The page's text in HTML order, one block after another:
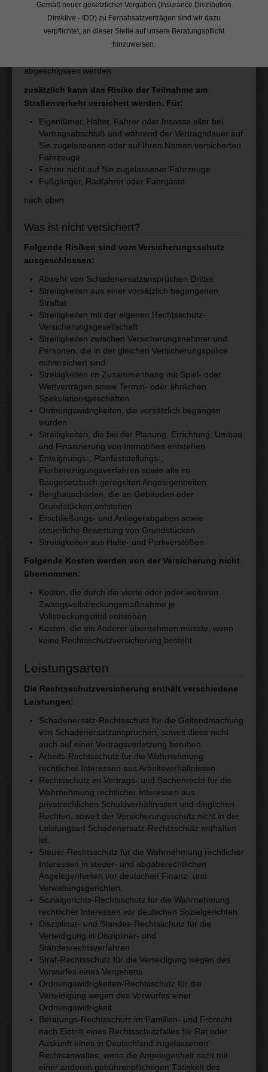
Was ist versichert?
Alle rechtlichen Belangen können grundsätzlich versichert
werden. Je nach Bedarf können für verschiedene
abgeschlossen werden.
zusätzlich kann das Risiko der Teilnahme am
Straßenverkehr versichert werden. Für:
Eigentümer, Halter, Fahrer oder Insasse aller bei
Vertragsabschluß und während der Vertragsdauer auf
Sie zugelassenen oder auf Ihren Namen versicherten
Fahrzeuge
Fahrer nicht auf Sie zugelassener Fahrzeuge
Fußgänger, Radfahrer oder Fahrgäste
nach oben
Was ist nicht versichert?
Folgende Risiken sind vom Versicherungsschutz
ausgeschlossen:
Abwehr von Schadenersatzansprüchen Dritter
Streitigkeiten aus einer vorsätzlich begangenen
Straftat
Streitigkeiten mit der eigenen Rechtsschutz-
Versicherungsgesellschaft
Streitigkeiten zwischen Versicherungsnehmer und
Personen, die in der gleichen Versicherungspolice
mitversichert sind
Streitigkeiten im Zusammenhang mit Spiel- oder
Wettverträgen sowie Termin- oder ähnlichen
Spekulationsgeschäften
Ordnungswidrigkeiten, die vorsätzlich begangen
wurden
Streitigkeiten, die bei der Planung, Errichtung, Umbau
und Finanzierung von Immobilien entstehen
Enteignungs-, Planfeststellungs-,
Flurbereinigungsverfahren sowie alle im
Baugesetzbuch geregelten Angelegenheiten
Bergbauschäden, die an Gebäuden oder
Grundstücken entstehen
Erschließungs- und Anliegerabgaben sowie
steuerliche Bewertung von Grundstücken
Streitigkeiten aus Halte- und Parkverstößen
Folgende Kosten werden von der Versicherung nicht
übernommen:
Kosten, die durch die vierte oder jeder weiteren
Zwangsvollstreckungsmaßnahme je
Vollstreckungstitel entstehen
Kosten, die ein Anderer übernehmen müsste, wenn
keine Rechtsschutzversicherung besteht
Leistungsarten
Die Rechtsschutzversicherung enthält verschiedene
Leistungen:
Schadenersatz-Rechtsschutz für die Geltendmachung
von Schadenersatzansprüchen, soweit diese nicht
auch auf einer Vertragsverletzung beruhen
Arbeits-Rechtsschutz für die Wahrnehmung
rechtlicher Interessen aus Arbeitsverhältnissen
Rechtsschutz im Vertrags- und Sachenrecht für die
Wahrnehmung rechtlicher Interessen aus
privatrechlichen Schuldverhältnissen und dinglichen
Rechten, soweit der Versicherungsschutz nicht in der
Leistungsart Schadenersatz-Rechtsschutz enthalten
ist.
Steuer-Rechtsschutz für die Wahrnehmung rechtlicher
Interessen in steuer- und abgaberechtlichen
Angelegenheiten vor deutschen Finanz- und
Verwaltungsgerichten.
Sozialgerichts-Rechtsschutz für die Wahrnehmung
rechtlicher Interessen vor deutschen Sozialgerichten
Disziplinar- und Standes-Rechtsschutz für die
Verteidigung in Disziplinar- und
Standesrechtsverfahren
Straf-Rechtsschutz für die Verteidigung wegen des
Vorwurfes eines Vergehens
Ordnungswidrigkeiten-Rechtsschutz für die
Verteidigung wegen des Vorwurfes einer
Ordnungswidrigkeit
Beratungs-Rechtsschutz im Familien- und Erbrecht
nach Eintritt eines Rechtsschutzfalles für Rat oder
Auskunft eines in Deutschland zugelassenen
Rechtsanwaltes, wenn die Angelegenheit nicht mit
einer anderen gebührenpflichtigen Tätigkeit des
Gemäß neuer gesetzlicher Vorgaben (Insurance Distribution
Direktive - IDD) zu Fernabsatzverträgen sind wir dazu
verpflichtet, an dieser Stelle auf unsere Beratungspflicht
hinzuweisen.